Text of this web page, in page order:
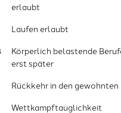
erlaubt
Laufen erlaubt
Körperlich belastende
erst später
Rückkehr in den gewohnten
Wettkampftauglichkeit